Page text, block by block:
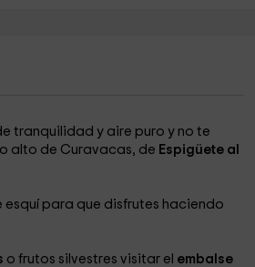
tranquilidad y aire puro y no te
alto de Curavacas, de Espigüete al
para que disfrutes haciendo
o frutos silvestres visitar el embalse